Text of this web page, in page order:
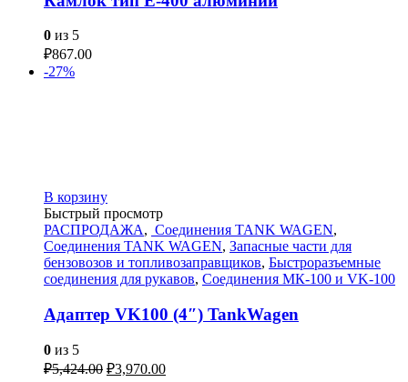
0 из 5
₽867.00
-27%
В корзину
Быстрый просмотр
РАСПРОДАЖА, Соединения TANK WAGEN,
Соединения TANK WAGEN, Запасные части для
бензовозов и топливозаправщиков, Быстроразъемные
соединения для рукавов, Соединения МК-100 и VK-100
Адаптер VK100 (4″) TankWagen
0 из 5
₽5,424.00 ₽3,970.00